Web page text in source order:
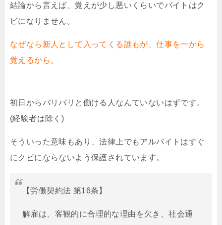
結論から言えば、覚えが少し悪いくらいでバイトはク
ビになりません。
なぜなら新人として入ってくる誰もが、仕事を一から
覚えるから。
初日からバリバリと働ける人なんていないはずです。
(経験者は除く)
そういった意味もあり、法律上でもアルバイトはすぐ
にクビにならないよう保護されています。
【労働契約法 第16条】
解雇は、客観的に合理的な理由を欠き、社会通